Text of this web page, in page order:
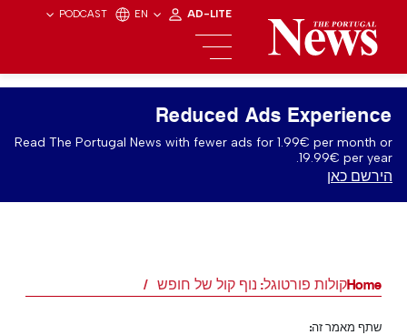
PODCAST EN AD-LITE
Reduced Ads Experience
Read The Portugal News with fewer ads for 1.99€ per month or
19.99€ per year.
הירשם כאן
Homeקולות פורטוגל: נוף קול של חופש
שתף מאמר זה: